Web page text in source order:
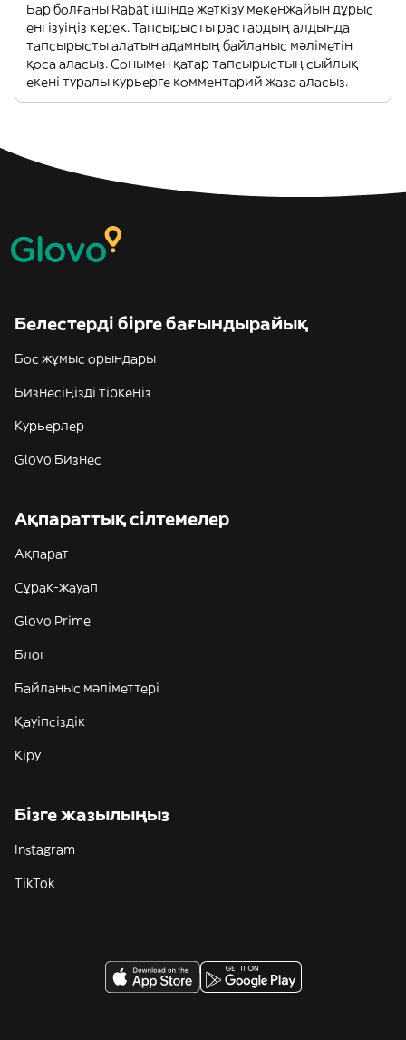
Бар болғаны Rabat ішінде жеткізу мекенжайын дұрыс
енгізуіңіз керек. Тапсырысты растардың алдында
тапсырысты алатын адамның байланыс мәліметін
қоса аласыз. Сонымен қатар тапсырыстың сыйлық
екені туралы курьерге комментарий жаза аласыз.
Белестерді бірге бағындырайық
Бос жұмыс орындары
Бизнесіңізді тіркеңіз
Курьерлер
Glovo Бизнес
Ақпараттық сілтемелер
Ақпарат
Сұрақ-жауап
Glovo Prime
Блог
Байланыс мәліметтері
Қауіпсіздік
Кіру
Бізге жазылыңыз
Instagram
TikTok